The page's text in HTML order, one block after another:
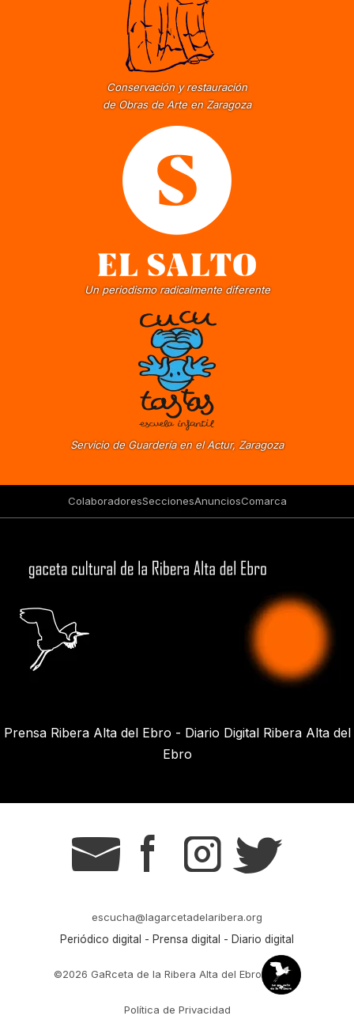
Conservación y restauración
de Obras de Arte en Zaragoza
Un periodismo radicalmente diferente
Servicio de Guardería en el Actur, Zaragoza
ColaboradoresSeccionesAnunciosComarca
Prensa Ribera Alta del Ebro - Diario Digital Ribera Alta del
Ebro
g s t r
escucha@lagarcetadelaribera.org
Periódico digital - Prensa digital - Diario digital
©2026 GaRceta de la Ribera Alta del Ebro
Política de Privacidad